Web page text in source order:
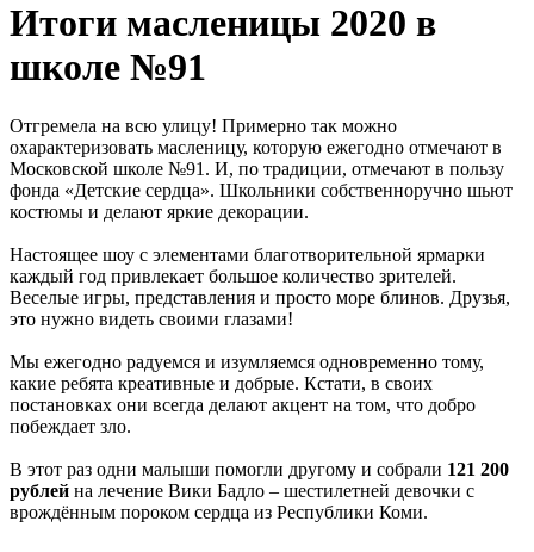
Итоги масленицы 2020 в
школе №91
Отгремела на всю улицу! Примерно так можно
охарактеризовать масленицу, которую ежегодно отмечают в
Московской школе №91. И, по традиции, отмечают в пользу
фонда «Детские сердца». Школьники собственноручно шьют
костюмы и делают яркие декорации.
Настоящее шоу с элементами благотворительной ярмарки
каждый год привлекает большое количество зрителей.
Веселые игры, представления и просто море блинов. Друзья,
это нужно видеть своими глазами!
Мы ежегодно радуемся и изумляемся одновременно тому,
какие ребята креативные и добрые. Кстати, в своих
постановках они всегда делают акцент на том, что добро
побеждает зло.
В этот раз одни малыши помогли другому и собрали 121 200
рублей на лечение Вики Бадло – шестилетней девочки с
врождённым пороком сердца из Республики Коми.